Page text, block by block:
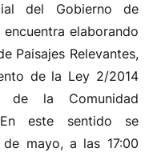
del Gobierno de
elaborando
Paisajes Relevantes,
de la Ley 2/2014
de la Comunidad
En este sentido se
mayo, a las 17:00